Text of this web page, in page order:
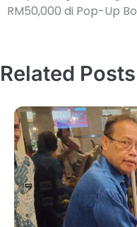
RM50,000 di Pop-Up
Related Posts